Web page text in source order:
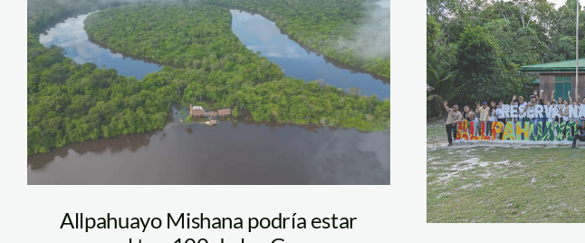
Allpahuayo 3
Allpahuayo Mishana podría estar
VISITA
Pérez .